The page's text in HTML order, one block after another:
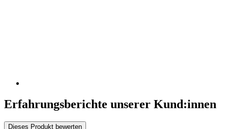
Erfahrungsberichte unserer Kund:innen
Dieses Produkt bewerten